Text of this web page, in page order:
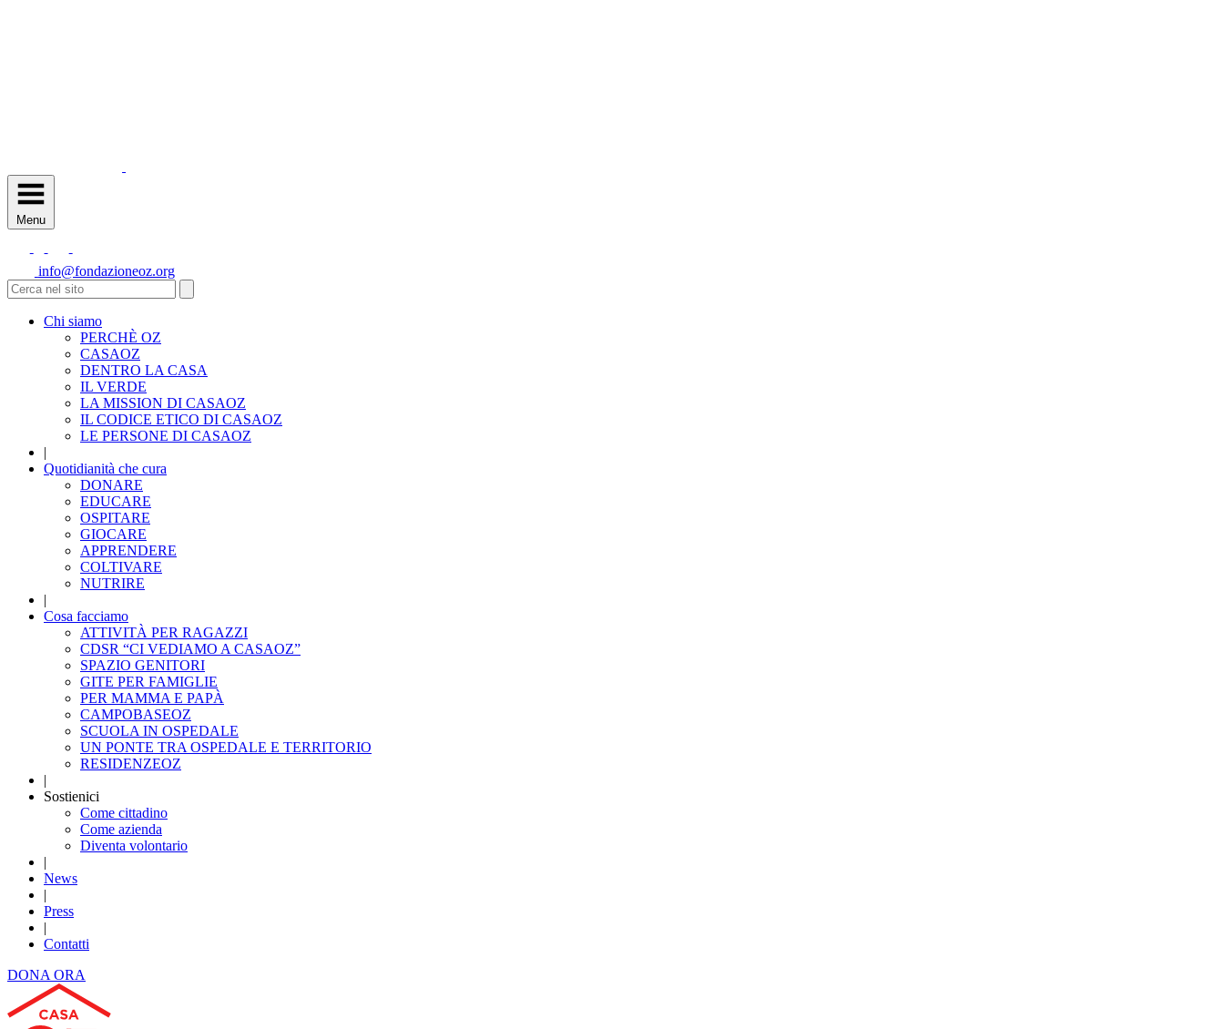
Menu
info@fondazioneoz.org
Chi siamo
PERCHÈ OZ
CASAOZ
DENTRO LA CASA
IL VERDE
LA MISSION DI CASAOZ
IL CODICE ETICO DI CASAOZ
LE PERSONE DI CASAOZ
|
Quotidianità che cura
DONARE
EDUCARE
OSPITARE
GIOCARE
APPRENDERE
COLTIVARE
NUTRIRE
|
Cosa facciamo
ATTIVITÀ PER RAGAZZI
CDSR “CI VEDIAMO A CASAOZ”
SPAZIO GENITORI
GITE PER FAMIGLIE
PER MAMMA E PAPÀ
CAMPOBASEOZ
SCUOLA IN OSPEDALE
UN PONTE TRA OSPEDALE E TERRITORIO
RESIDENZEOZ
|
Sostienici
Come cittadino
Come azienda
Diventa volontario
|
News
|
Press
|
Contatti
DONA ORA